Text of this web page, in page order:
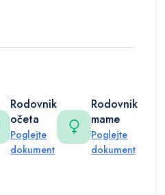
Rodovnik
očeta
Poglejte
dokument
Rodovnik
mame
Poglejte
dokument